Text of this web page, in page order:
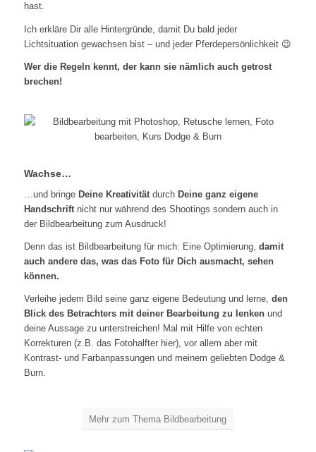
hast.
Ich erkläre Dir alle Hintergründe, damit Du bald jeder
Lichtsituation gewachsen bist – und jeder Pferdepersönlichkeit 😉
Wer die Regeln kennt, der kann sie nämlich auch getrost
brechen!
Wachse…
…und bringe Deine Kreativitätdurch Deine ganz eigene
Handschriftnicht nur während des Shootings sondern auch in
der Bildbearbeitung zum Ausdruck!
Denn das ist Bildbearbeitung für mich: Eine Optimierung, damit
auch andere das, was das Foto für Dich ausmacht, sehen
können.
Verleihe jedem Bild seine ganz eigene Bedeutung und lerne, den
Blick des Betrachters mit deiner Bearbeitung zu lenkenund
deine Aussage zu unterstreichen! Mal mit Hilfe von echten
Korrekturen (z.B. das Fotohalfter hier), vor allem aber mit
Kontrast- und Farbanpassungen und meinem geliebten Dodge &
Burn.
Mehr zum Thema Bildbearbeitung